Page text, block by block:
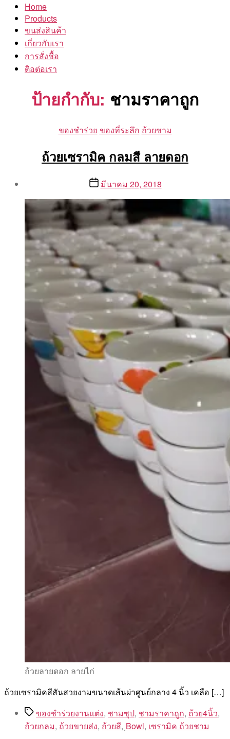
Home
Products
ขนส่งสินค้า
เกี่ยวกับเรา
การสั่งชื้อ
ติอต่อเรา
ป้ายกำกับ: ชามราคาถูก
Categories
ของชำร่วย ของที่ระลึก ถ้วยชาม
ถ้วยเซรามิค กลมสี ลายดอก
By
Aea
Postมีนาคม 20, 2018
ถ้วยลายดอก ลายไก่
ถ้วยเซรามิคสีสันสวยงามขนาดเส้นผ่าศูนย์กลาง 4 นิ้ว เคลือ […]
Tagsของชำร่วยงานแต่ง, ชามซุป, ชามราคาถูก, ถ้วย4นิ้ว,
ถ้วยกลม, ถ้วยขายส่ง, ถ้วยสี, ฺBowl, เซรามิค ถ้วยชาม